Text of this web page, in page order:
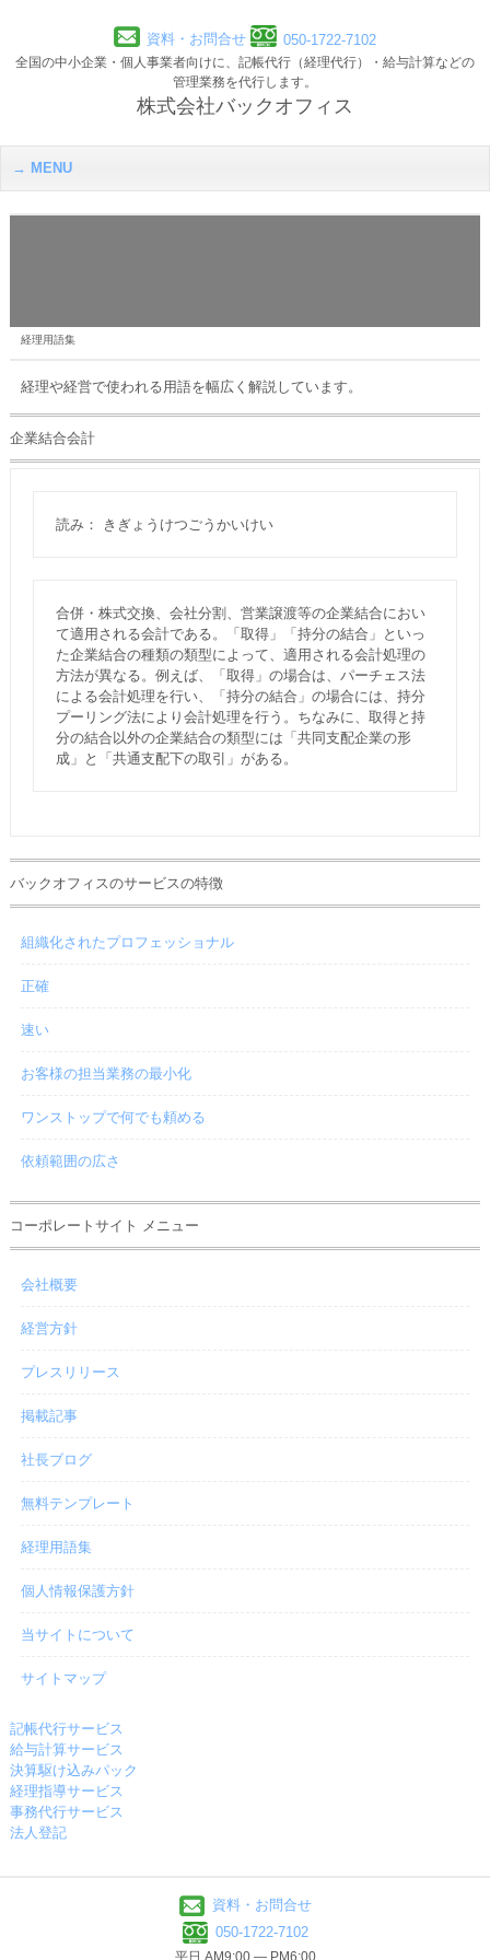
資料・お問合せ 050-1722-7102
全国の中小企業・個人事業者向けに、記帳代行（経理代行）・給与計算などの
管理業務を代行します。
株式会社バックオフィス
MENU
経理用語集
経理や経営で使われる用語を幅広く解説しています。
企業結合会計
読み： きぎょうけつごうかいけい
合併・株式交換、会社分割、営業譲渡等の企業結合におい
て適用される会計である。「取得」「持分の結合」といっ
た企業結合の種類の類型によって、適用される会計処理の
方法が異なる。例えば、「取得」の場合は、パーチェス法
による会計処理を行い、「持分の結合」の場合には、持分
プーリング法により会計処理を行う。ちなみに、取得と持
分の結合以外の企業結合の類型には「共同支配企業の形
成」と「共通支配下の取引」がある。
バックオフィスのサービスの特徴
組織化されたプロフェッショナル
正確
速い
お客様の担当業務の最小化
ワンストップで何でも頼める
依頼範囲の広さ
コーポレートサイト メニュー
会社概要
経営方針
プレスリリース
掲載記事
社長ブログ
無料テンプレート
経理用語集
個人情報保護方針
当サイトについて
サイトマップ
記帳代行サービス
給与計算サービス
決算駆け込みパック
経理指導サービス
事務代行サービス
法人登記
資料・お問合せ
050-1722-7102
平日 AM9:00 ― PM6:00